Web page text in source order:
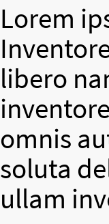
Lorem
libero
omnis
soluta
ullam